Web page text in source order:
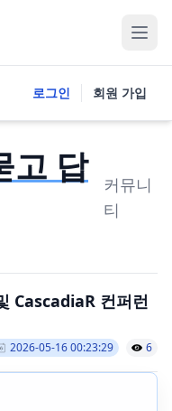
로그인 회원 가입
고 답
커뮤니
티
CascadiaR 컨퍼런
2026-05-16 00:23:29 6